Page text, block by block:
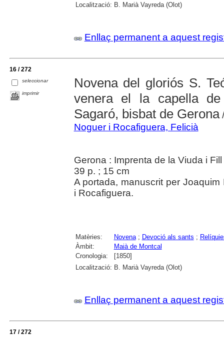
Localització: B. Marià Vayreda (Olot)
Enllaç permanent a aquest
16 / 272
seleccionar
imprimir
Novena del gloriós S.
venera el la capella
Sagaró, bisbat de Gerona/
Noguer i Rocafiguera, Felicià
Gerona : Imprenta de la Viuda i
39 p. ; 15 cm
A portada, manuscrit per
i Rocafiguera.
Matèries: Novena; Devoció als sants ;
Àmbit:
Maià de Montcal
Cronologia:
[1850]
Localització: B. Marià Vayreda (Olot)
Enllaç permanent a aquest
17 / 272